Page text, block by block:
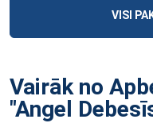
VISI
Vairāk no
"Angel